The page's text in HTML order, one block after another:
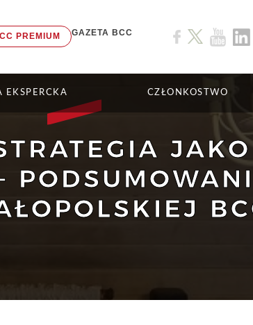
PREMIUM GAZETA BCC
EKSPERCKA CZŁONKOSTWO